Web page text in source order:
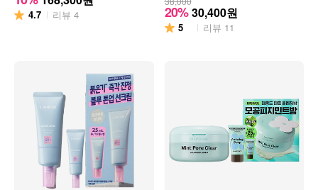
4.7 리뷰 4 20% 30,400원
5 리뷰 11